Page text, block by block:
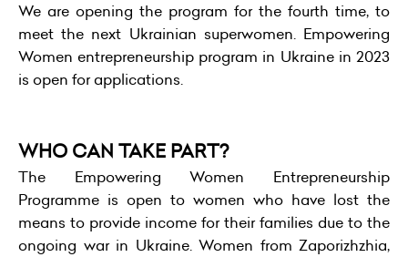
We are opening the program for the fourth time, to
meet the next Ukrainian superwomen. Empowering
Women entrepreneurship program in Ukraine in 2023
is open for applications.
WHO CAN TAKE PART?
The Empowering Women Entrepreneurship
Programme is open to women who have lost the
means to provide income for their families due to the
ongoing war in Ukraine. Women from Zaporizhzhia,